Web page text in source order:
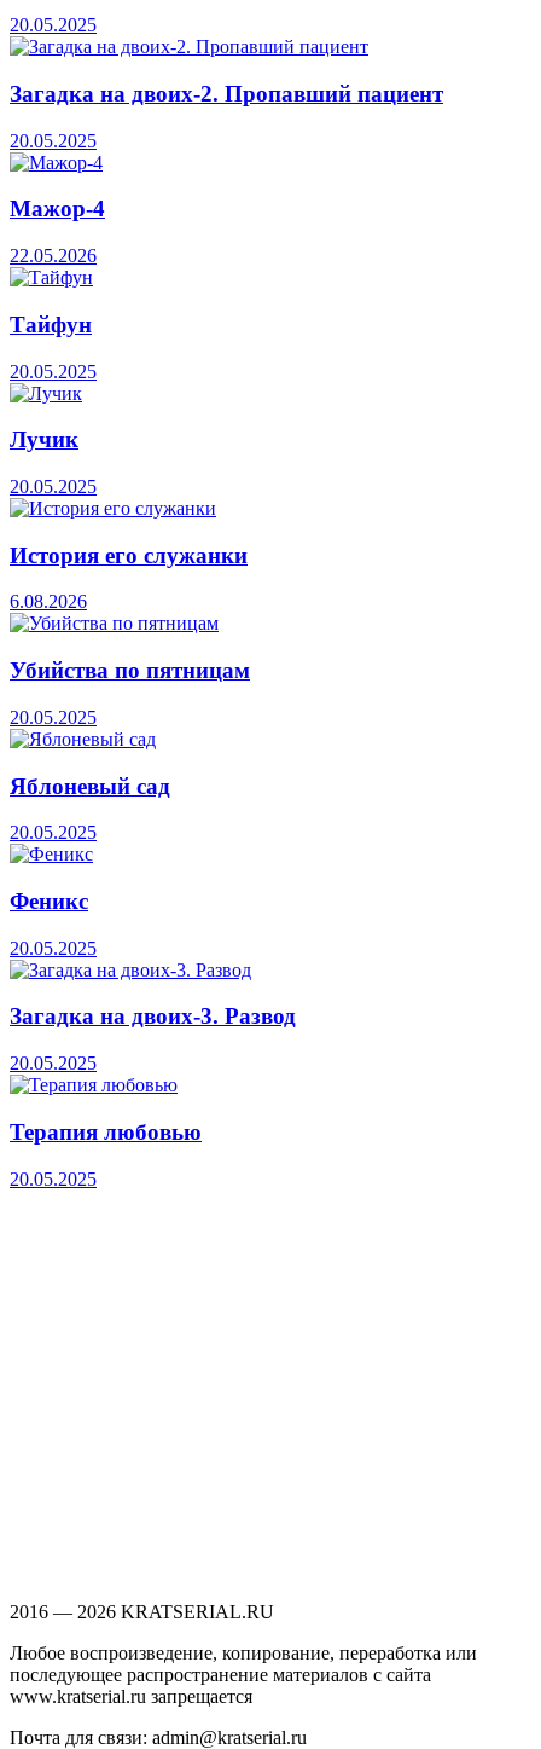
20.05.2025
Загадка на двоих-2. Пропавший пациент
20.05.2025
Мажор-4
22.05.2026
Тайфун
20.05.2025
Лучик
20.05.2025
История его служанки
6.08.2026
Убийства по пятницам
20.05.2025
Яблоневый сад
20.05.2025
Феникс
20.05.2025
Загадка на двоих-3. Развод
20.05.2025
Терапия любовью
20.05.2025
2016 — 2026 KRATSERIAL.RU
Любое воспроизведение, копирование, переработка или
последующее распространение материалов с сайта
www.kratserial.ru запрещается
Почта для связи: admin@kratserial.ru